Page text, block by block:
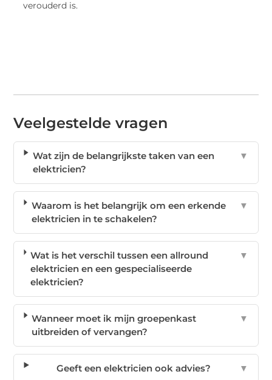
verouderd is.
Veelgestelde vragen
Wat zijn de belangrijkste taken van een
elektricien?
▼
Waarom is het belangrijk om een erkende
elektricien in te schakelen?
▼
Wat is het verschil tussen een allround
elektricien en een gespecialiseerde
elektricien?
▼
Wanneer moet ik mijn groepenkast
uitbreiden of vervangen?
▼
Geeft een elektricien ook advies? ▼